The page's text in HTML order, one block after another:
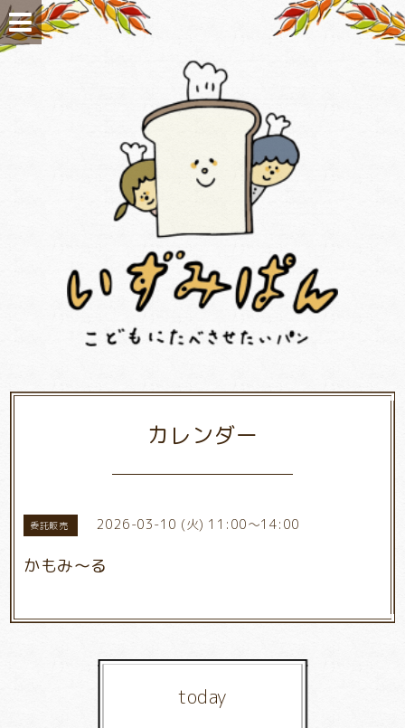
カレンダー
委託販売 2026-03-10 (火) 11:00～14:00
かもみ～る
today